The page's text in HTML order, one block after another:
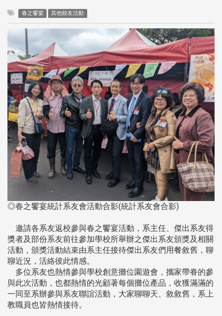
春之饗宴 其他校友活動
◎春之饗宴統計系友會活動合影(統計系友會合影)
邀請各系友返校參與春之饗宴活動，系主任、傑出系友得
獎者及部份系友前往參加學校所舉辦之傑出系友頒獎及相關
活動，頒獎活動結束由系主任接待傑出系友們用餐敘舊，聊
聊近況，活絡彼此情感。
多位系友也熱情參與學校創意攤位園遊會，攜家帶眷的參
與此次活動，也都熱情的光顧著每個攤位產品，收獲滿滿的
一同至系辦參與系友聯誼活動，大家聊聊天、敘敘舊，系上
教職員也皆熱情接待。